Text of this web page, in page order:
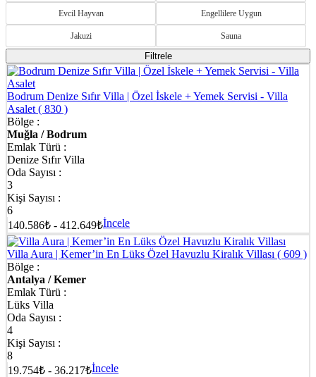
Evcil Hayvan Engellilere Uygun
Jakuzi Sauna
Filtrele
Bodrum Denize Sıfır Villa | Özel İskele + Yemek Servisi - Villa
Asalet ( 830 )
Bölge :
Muğla / Bodrum
Emlak Türü :
Denize Sıfır Villa
Oda Sayısı :
3
Kişi Sayısı :
6
140.586₺ - 412.649₺İncele
Villa Aura | Kemer’in En Lüks Özel Havuzlu Kiralık Villası ( 609 )
Bölge :
Antalya / Kemer
Emlak Türü :
Lüks Villa
Oda Sayısı :
4
Kişi Sayısı :
8
19.754₺ - 36.217₺İncele